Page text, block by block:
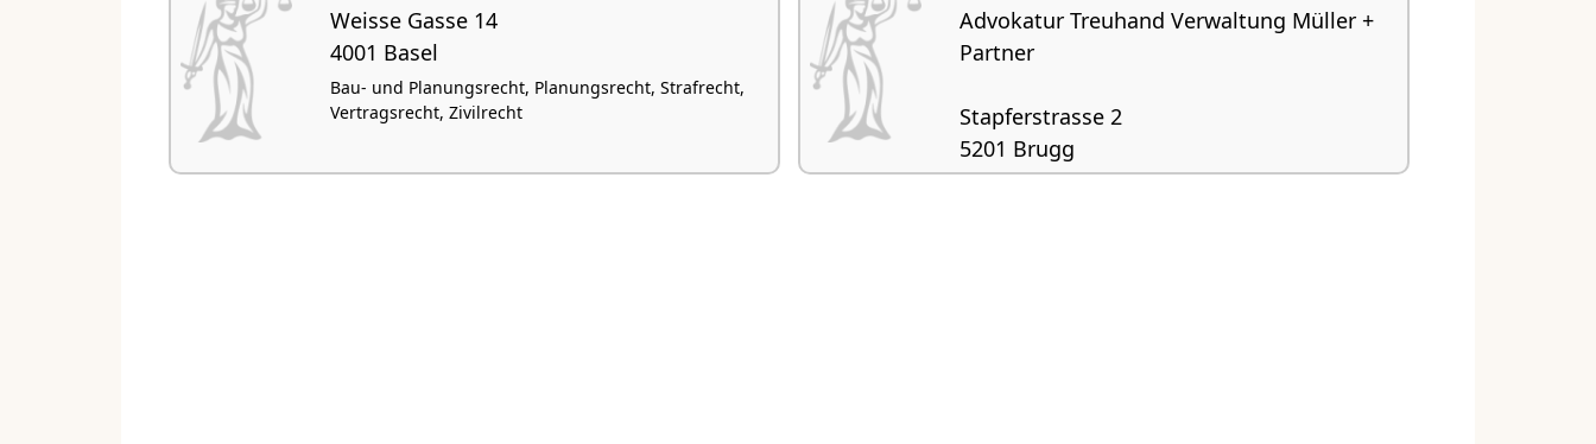
Weisse Gasse 14
4001 Basel
Bau- und Planungsrecht, Planungsrecht, Strafrecht,
Vertragsrecht, Zivilrecht
Advokatur Treuhand Verwaltung Müller +
Partner
Stapferstrasse 2
5201 Brugg